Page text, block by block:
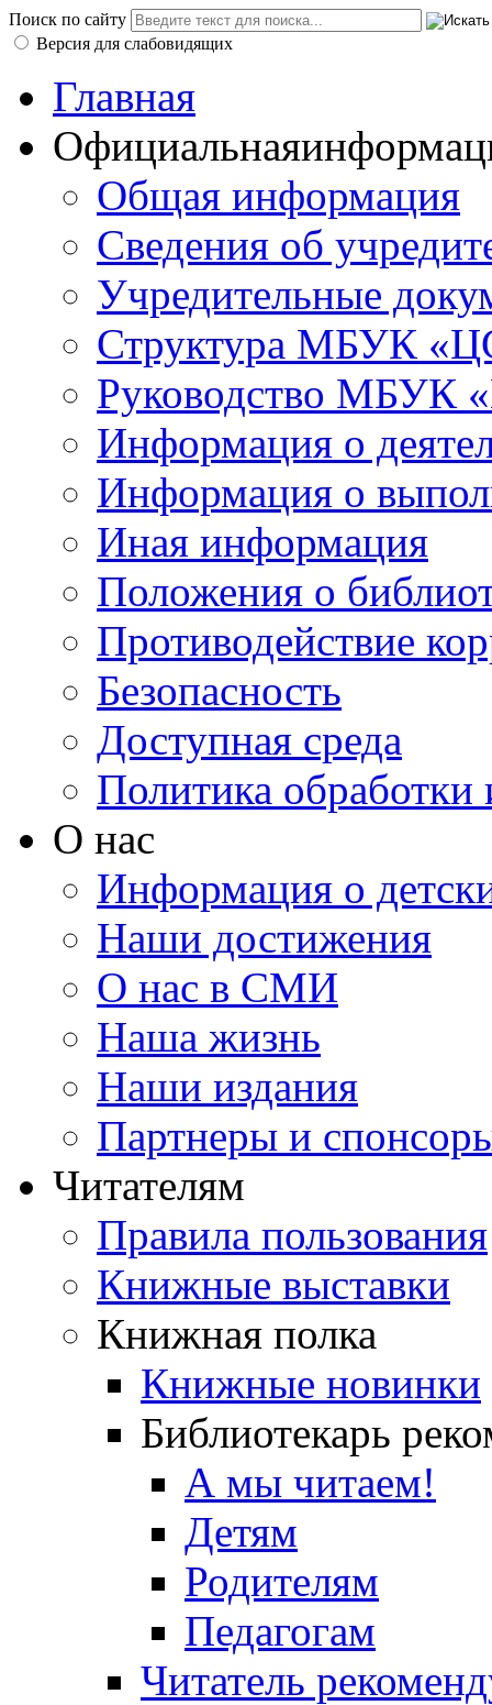
Поиск по сайту
Версия для слабовидящих
Главная
Официальная
Общая информация
Сведения об
Учредительные
Структура МБУК
Руководство МБУК
Информация о
Информация о
Иная информация
Положения о
Противодействие
Безопасность
Доступная среда
Политика
О нас
Информация о
Наши достижения
О нас в СМИ
Наша жизнь
Наши издания
Партнеры и
Читателям
Правила пользования
Книжные выставки
Книжная полка
Книжные новинки
Библиотекарь
А мы читаем!
Детям
Родителям
Педагогам
Читатель